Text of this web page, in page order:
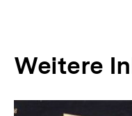
Weitere
Inhaltskarousell
Inhaltskarussell